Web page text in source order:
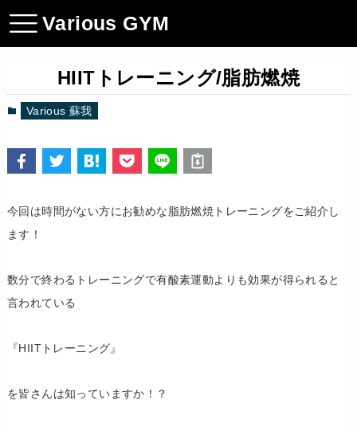
Various GYM
HIITトレーニング/脂肪燃焼
Various 蘇我
今回は時間がない方にお勧めな脂肪燃焼トレーニングをご紹介し
ます！
数分で終わるトレーニングで有酸素運動よりも効果が得られると
言われている
『HIITトレーニング』
を皆さんは知っていますか！？